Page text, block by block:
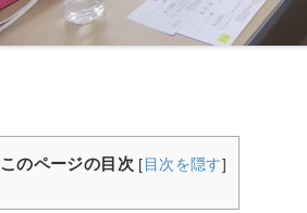
このページの目次 [ 目次を隠す]